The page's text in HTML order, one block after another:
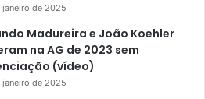
janeiro de 2025
Madureira e João Koehler
na AG de 2023 sem
(vídeo)
janeiro de 2025